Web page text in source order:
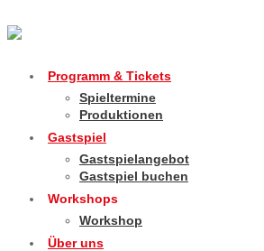
Programm & Tickets
Spieltermine
Produktionen
Gastspiel
Gastspielangebot
Gastspiel buchen
Workshops
Workshop
Über uns